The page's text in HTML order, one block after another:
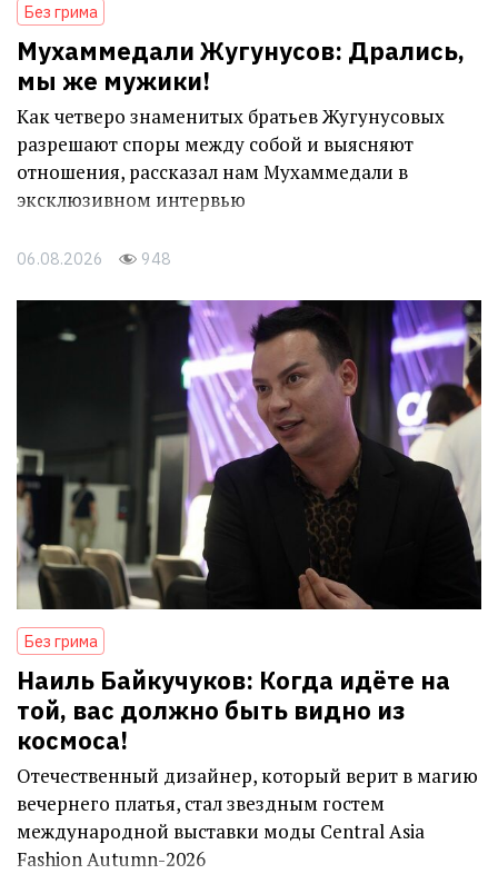
Без грима
Мухаммедали Жугунусов: Дрались,
мы же мужики!
Как четверо знаменитых братьев Жугунусовых
разрешают споры между собой и выясняют
отношения, рассказал нам Мухаммедали в
эксклюзивном интервью
06.08.2026 948
Без грима
Наиль Байкучуков: Когда идёте на
той, вас должно быть видно из
космоса!
Отечественный дизайнер, который верит в магию
вечернего платья, стал звездным гостем
международной выставки моды Central Asia
Fashion Autumn-2026